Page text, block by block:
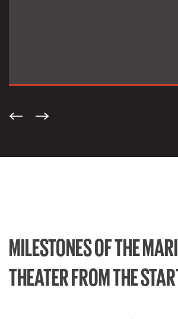
MILESTONES OF THE
THEATER FROM THE